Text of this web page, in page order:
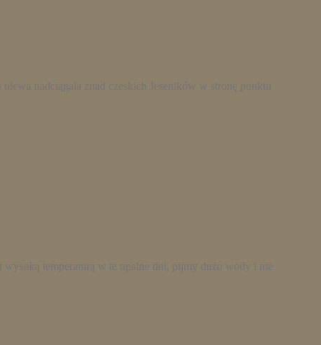
nadciągała znad czeskich Jeseników w stronę punktu
temperaturą w te upalne dni, pijmy dużo wody i nie